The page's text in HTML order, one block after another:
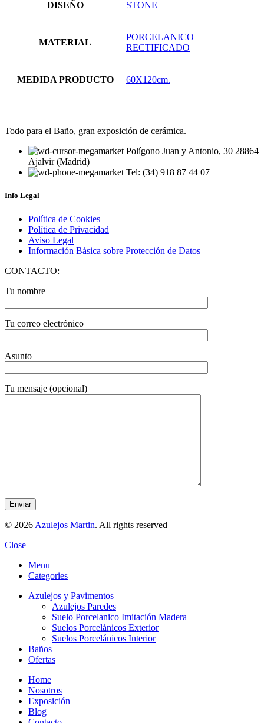
DISEÑO STONE
MATERIAL
PORCELANICO
RECTIFICADO
MEDIDA PRODUCTO 60X120cm.
Todo para el Baño, gran exposición de cerámica.
Polígono Juan y Antonio, 30 28864
Ajalvir (Madrid)
Tel: (34) 918 87 44 07
Info Legal
Política de Cookies
Política de Privacidad
Aviso Legal
Información Básica sobre Protección de Datos
CONTACTO:
Tu nombre
Tu correo electrónico
Asunto
Tu mensaje (opcional)
© 2026 Azulejos Martin. All rights reserved
Close
Menu
Categories
Azulejos y Pavimentos
Azulejos Paredes
Suelo Porcelanico Imitación Madera
Suelos Porcelánicos Exterior
Suelos Porcelánicos Interior
Baños
Ofertas
Home
Nosotros
Exposición
Blog